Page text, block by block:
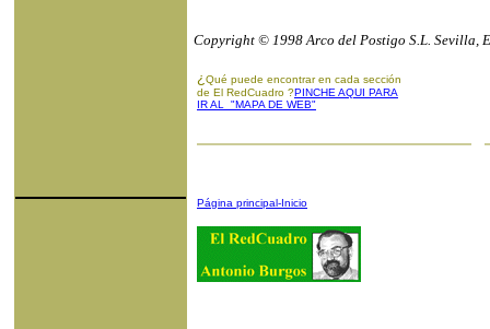
Copyright © 1998 Arco del Postigo S.L. Sevilla,
¿ Qué puede encontrar en cada sección
de El RedCuadro ?PINCHE AQUI PARA
IR AL "MAPA DE WEB"
Página principal-Inicio